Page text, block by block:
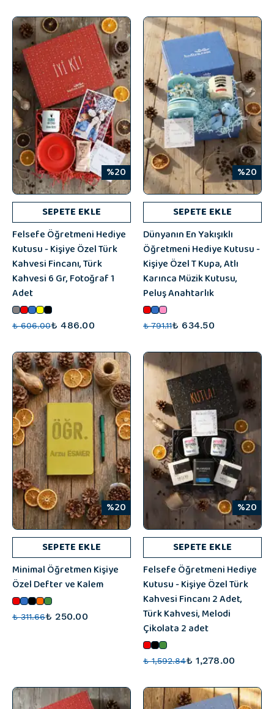
%20
SEPETE EKLE
Felsefe Öğretmeni Hediye
Kutusu - Kişiye Özel Türk
Kahvesi Fincanı, Türk
Kahvesi 6 Gr, Fotoğraf 1
Adet
₺ 606.00₺ 486.00
%20
SEPETE EKLE
Dünyanın En Yakışıklı
Öğretmeni Hediye Kutusu -
Kişiye Özel T Kupa, Atlı
Karınca Müzik Kutusu,
Peluş Anahtarlık
₺ 791.11₺ 634.50
%20
SEPETE EKLE
Minimal Öğretmen Kişiye
Özel Defter ve Kalem
₺ 311.66₺ 250.00
%20
SEPETE EKLE
Felsefe Öğretmeni Hediye
Kutusu - Kişiye Özel Türk
Kahvesi Fincanı 2 Adet,
Türk Kahvesi, Melodi
Çikolata 2 adet
₺ 1,592.84₺ 1,278.00